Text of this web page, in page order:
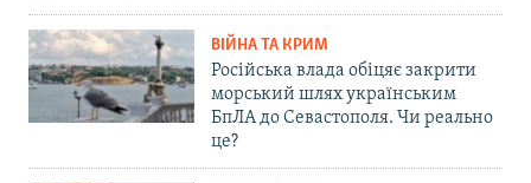
ВІЙНА ТА КРИМ
Російська влада обіцяє закрити
морський шлях українським
БпЛА до Севастополя. Чи реально
це?